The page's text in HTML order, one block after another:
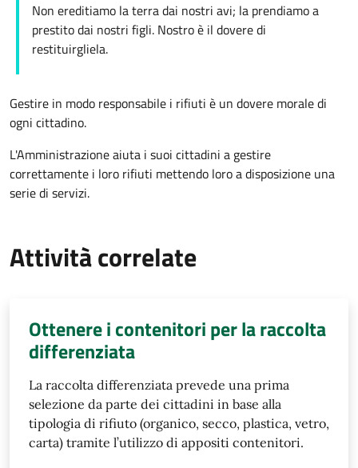
Non ereditiamo la terra dai nostri avi; la prendiamo a
prestito dai nostri figli. Nostro è il dovere di
restituirgliela.
Gestire in modo responsabile i rifiuti è un dovere morale di
ogni cittadino.
L'Amministrazione aiuta i suoi cittadini a gestire
correttamente i loro rifiuti mettendo loro a disposizione una
serie di servizi.
Attività correlate
Ottenere i contenitori per la raccolta
differenziata
La raccolta differenziata prevede una prima
selezione da parte dei cittadini in base alla
tipologia di rifiuto (organico, secco, plastica, vetro,
carta) tramite l’utilizzo di appositi contenitori.